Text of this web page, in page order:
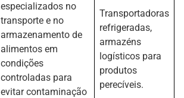
especializados no
transporte e no
armazenamento de
alimentos em
condições
controladas para
evitar contaminação
Transportadoras
refrigeradas,
armazéns
logísticos para
produtos
perecíveis.